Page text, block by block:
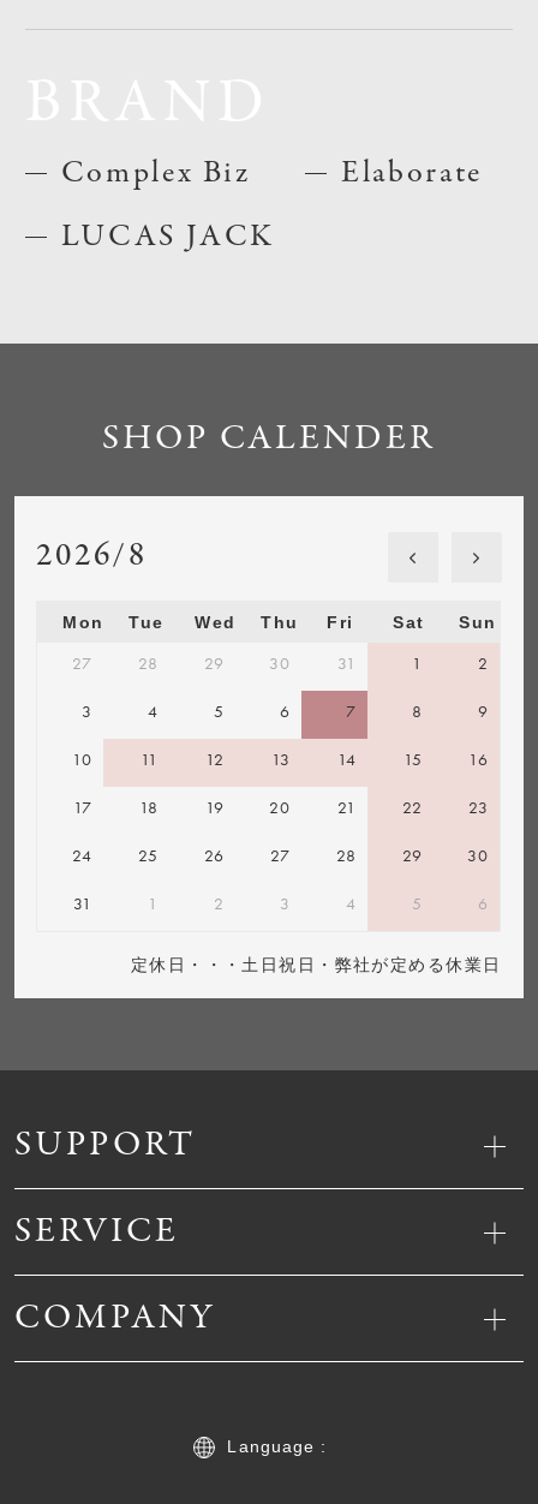
Complex Biz
LUCAS JACK
Elaborate
SUPPORT
SERVICE
COMPANY
Language :
SHOP CALENDER
2026/8
Mon Tue Wed Thu Fri Sat Sun
27 28 29 30 31 1 2
3 4 5 6 7 8 9
10 11 12 13 14 15 16
17 18 19 20 21 22 23
24 25 26 27 28 29 30
31 1 2 3 4 5 6
定休日・・・土日祝日・弊社が定める休業日